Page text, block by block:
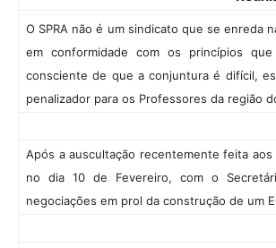
O SPRA não é um sindicato que se enreda
em conformidade com os princípios
consciente de que a conjuntura é difícil,
penalizador para os Professores da região
Após a auscultação recentemente feita
no dia 10 de Fevereiro, com o
negociações em prol da construção de um